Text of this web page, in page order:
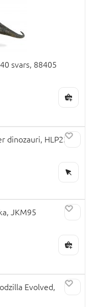
svars, 88405
dinozauri, HLP23
JKM95
Evolved,